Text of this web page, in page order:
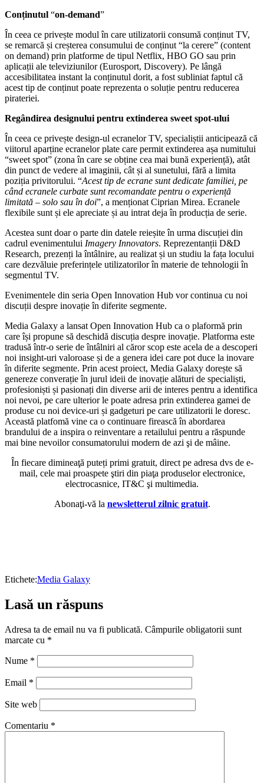
Conținutul “on-demand”
În ceea ce privește modul în care utilizatorii consumă conținut TV,
se remarcă și creșterea consumului de conținut “la cerere” (content
on demand) prin platforme de tipul Netflix, HBO GO sau prin
aplicații ale televiziunilor (Eurosport, Discovery). Pe lângă
accesibilitatea instant la conținutul dorit, a fost subliniat faptul că
acest tip de conținut poate reprezenta o soluție pentru reducerea
pirateriei.
Regândirea designului pentru extinderea sweet spot-ului
În ceea ce privește design-ul ecranelor TV, specialiștii anticipează că
viitorul aparține ecranelor plate care permit extinderea așa numitului
“sweet spot” (zona în care se obține cea mai bună experiență), atât
din punct de vedere al imaginii, cât și al sunetului, fără a limita
poziția privitorului. “Acest tip de ecrane sunt dedicate familiei, pe
când ecranele curbate sunt recomandate pentru o experiență
limitată – solo sau în doi”, a menționat Ciprian Mirea. Ecranele
flexibile sunt și ele apreciate și au intrat deja în producția de serie.
Acestea sunt doar o parte din datele reieșite în urma discuției din
cadrul evenimentului Imagery Innovators. Reprezentanții D&D
Research, prezenți la întâlnire, au realizat și un studiu la fața locului
care dezvăluie preferințele utilizatorilor în materie de tehnologii în
segmentul TV.
Evenimentele din seria Open Innovation Hub vor continua cu noi
discuții despre inovație în diferite segmente.
Media Galaxy a lansat Open Innovation Hub ca o plaformă prin
care își propune să deschidă discuția despre inovație. Platforma este
tradusă într-o serie de întâlniri al căror scop este acela de a descoperi
noi insight-uri valoroase și de a genera idei care pot duce la inovare
în diferite segmente. Prin acest proiect, Media Galaxy dorește să
genereze converație în jurul ideii de inovație alături de specialiști,
profesioniști și pasionați din diverse arii de interes pentru a identifica
noi nevoi, pe care ulterior le poate adresa prin extinderea gamei de
produse cu noi device-uri și gadgeturi pe care utilizatorii le doresc.
Această platfomă vine ca o continuare firească în abordarea
brandului de a inspira o reinventare a retailului pentru a răspunde
mai bine nevoilor consumatorului modern de azi şi de mâine.
În fiecare dimineaţă puteți primi gratuit, direct pe adresa dvs de e-
mail, cele mai proaspete ştiri din piaţa produselor electronice,
electrocasnice, IT&C şi multimedia.
Abonaţi-vă la newsletterul zilnic gratuit.
Etichete:Media Galaxy
Lasă un răspuns
Adresa ta de email nu va fi publicată. Câmpurile obligatorii sunt
marcate cu *
Nume *
Email *
Site web
Comentariu *